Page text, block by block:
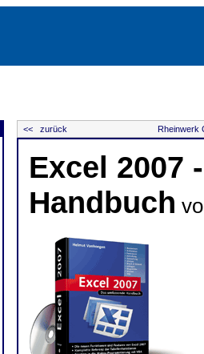
<< zurück Rheinwerk
Excel 2007
Handbuch